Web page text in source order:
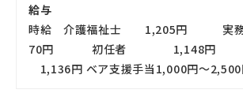
給与
時給 介護福祉士 1,205円
70円 初任者 1,148円
1,136円 ベア支援手当1,000円～